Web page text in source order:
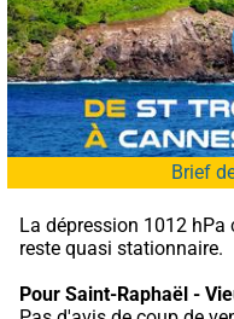
Brief
La dépression 1012 hPa
reste quasi stationnaire.
Pour Saint-Raphaël -